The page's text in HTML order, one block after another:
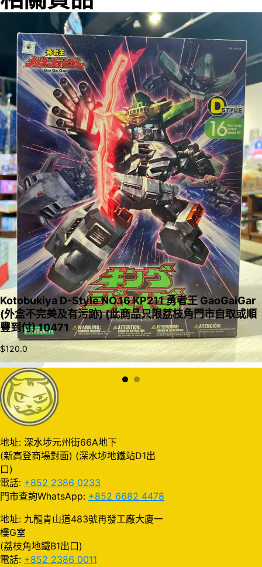
入購物車
Kotobukiya D-Style NO.16 KP211 勇者王 GaoGaiGar
(外盒不完美及有污跡) (此商品只限荔枝角門市自取或順
豐到付) 10471
$120.0
地址: 深水埗元州街66A地下
(新高登商場對面) (深水埗地鐵站D1出
口)
電話: +852 2386 0233
門市查詢WhatsApp: +852 6682 4478
地址: 九龍青山道483號再發工廠大廈一
樓G室
(荔枝角地鐵B1出口)
電話: +852 2386 0011